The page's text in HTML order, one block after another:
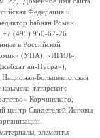
Федерация и
Бабаян Роман
+7 (495) 950-62-26
в Российской
(УПА), «ИГИЛ»,
ан-Нусра»),
Большевистская
татарского
Корчинского,
центр Свидетелей Иеговы
элементы